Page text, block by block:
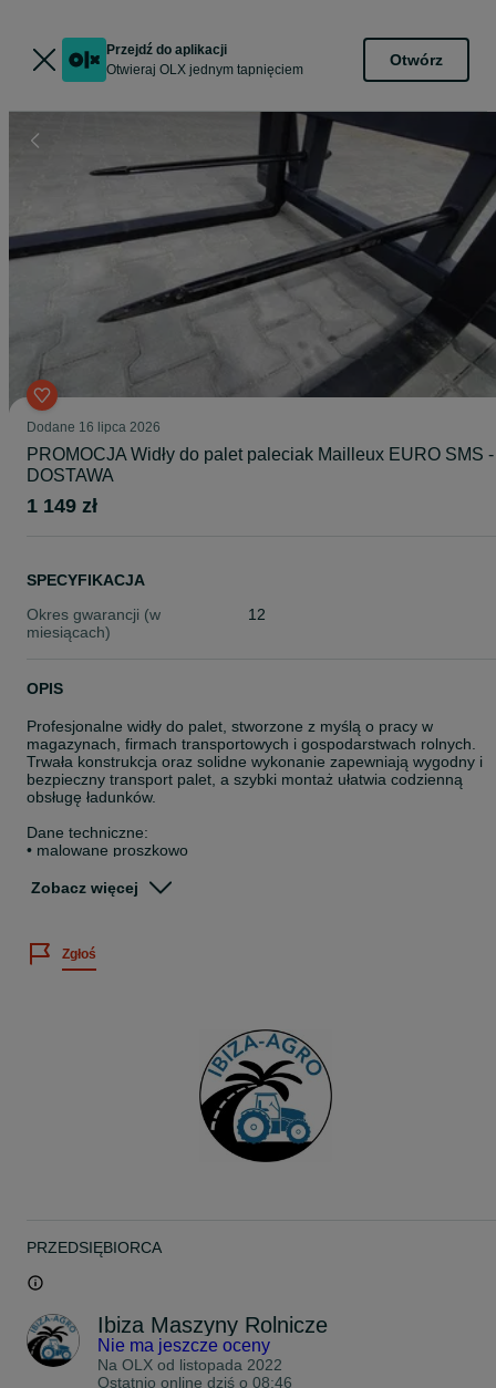
Przejdź do aplikacji
Otwieraj OLX jednym tapnięciem
Otwórz
Dodane 16 lipca 2026
PROMOCJA Widły do palet paleciak Mailleux EURO SMS -
DOSTAWA
1 149 zł
SPECYFIKACJA
Okres gwarancji (w
miesiącach)
12
OPIS
Profesjonalne widły do palet, stworzone z myślą o pracy w
magazynach, firmach transportowych i gospodarstwach rolnych.
Trwała konstrukcja oraz solidne wykonanie zapewniają wygodny i
bezpieczny transport palet, a szybki montaż ułatwia codzienną
obsługę ładunków.
Dane techniczne:
• malowane proszkowo
• szerokie i grube widły
Eurotrac, Everun Faucheux, JCB, John Deere, Komatsu, Kramer,
Manitou, Massey Ferguson, Merlo, New Holland, Sigma, Volvo
Możliwość dokupienia również kłów (max. 4 sztuki).
W sprzedaży mamy również pasujący do ramki chwytak do
widły do palet, kły do bel, euroramka, widły do palet, euroramka z
widłami, paleciak z tulejami, widły do palet z tulejami, paleciak do
Ursusa, paleciak do C330, paleciak do C360, paleciak do Zetora,
paleciak do tura, paleciak do ciągnika, widły do palet na tura, widły
do palet na ciągnik
Zobacz więcej
Zgłoś
PRZEDSIĘBIORCA
Ibiza Maszyny Rolnicze
Nie ma jeszcze oceny
Na OLX od listopada 2022
Ostatnio online dziś o 08:46